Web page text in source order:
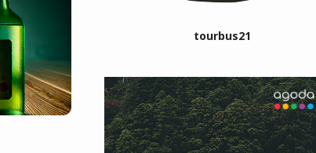
tourbus21